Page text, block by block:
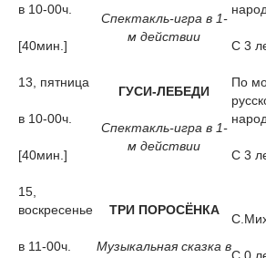
в 10-00ч.
[40мин.]
Спектакль-игра в 1-
м действии
С 3
13, пятница
в 10-00ч.
[40мин.]
ГУСИ-ЛЕБЕДИ
Спектакль-игра в 1-
м действии
По
С 3
15,
воскресенье
в 11-00ч.
ТРИ ПОРОСЁНКА
Музыкальная сказка в